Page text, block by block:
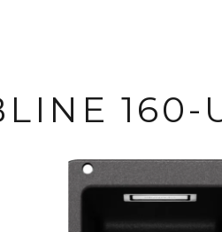
160-